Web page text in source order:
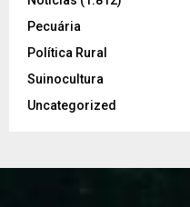
Pecuária
Política Rural
Suinocultura
Uncategorized